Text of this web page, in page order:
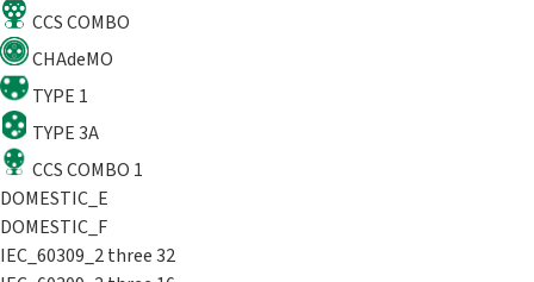
CCS COMBO
CHAdeMO
TYPE 1
TYPE 3A
CCS COMBO 1
DOMESTIC_E
DOMESTIC_F
IEC_60309_2 three 32